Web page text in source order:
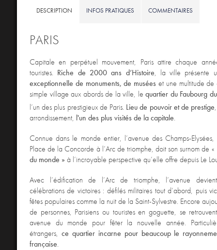
DESCRIPTION INFOS PRATIQUES COMMENTAIRES
PARIS
Capitale en perpétuel mouvement, Paris attire chaque
touristes. Riche de 2000 ans d’Histoire, la ville présente
exceptionnelle de monuments, de musées et une multitude de
simple village aux abords de la ville, le quartier du Faubourg
l’un des plus prestigieux de Paris. Lieu de pouvoir et de prestige
arrondissement, l'un des plus visités de la capitale.
Connue dans le monde entier, l’avenue des Champs-
Place de la Concorde à l’Arc de triomphe, doit son surnom de «
du monde » à l’incroyable perspective qu’elle offre depuis Le
Avec l’édification de l’Arc de triomphe, l’avenue
célébrations de victoires : défilés militaires tout d’abord, puis
fêtes populaires comme la nuit de la Saint-Sylvestre. Encore
de personnes, Parisiens ou touristes en goguette, se
avenue du monde pour fêter la nouvelle année.
étrangers, ce quartier incarne pour beaucoup le
française.